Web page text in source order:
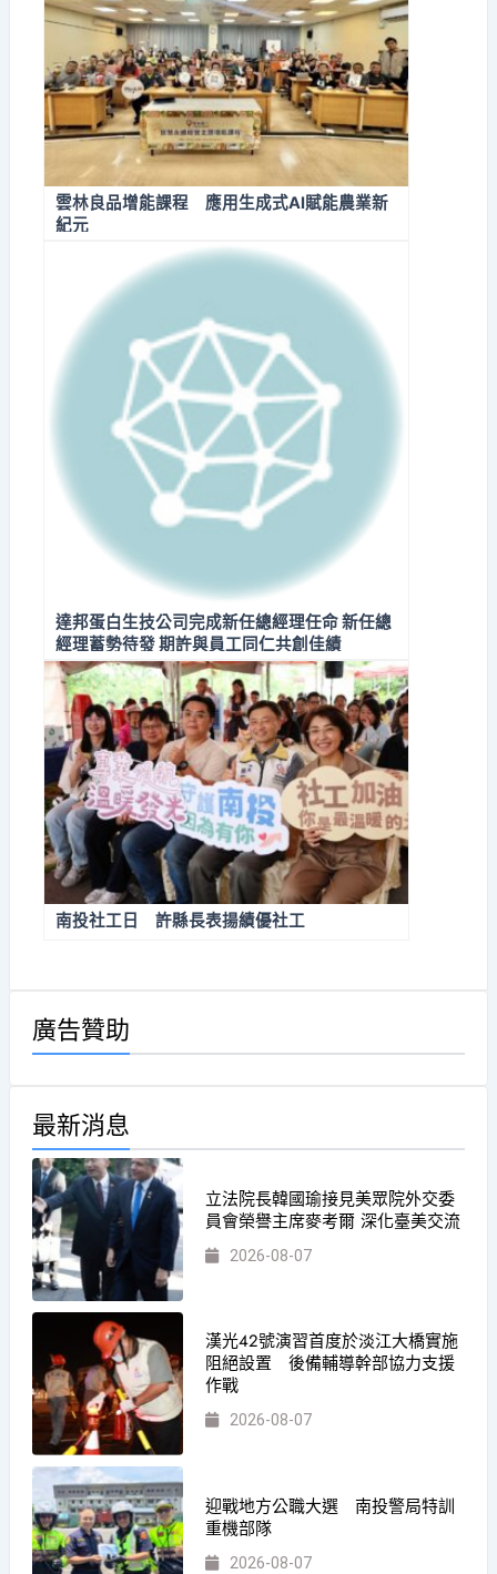
雲林良品增能課程 應用生成式AI賦能農業新
紀元
達邦蛋白生技公司完成新任總經理任命 新任總
經理蓄勢待發 期許與員工同仁共創佳績
南投社工日 許縣長表揚績優社工
廣告贊助
最新消息
立法院長韓國瑜接見美眾院外交委
員會榮譽主席麥考爾 深化臺美交流
2026-08-07
漢光42號演習首度於淡江大橋實施
阻絕設置 後備輔導幹部協力支援
作戰
2026-08-07
迎戰地方公職大選 南投警局特訓
重機部隊
2026-08-07